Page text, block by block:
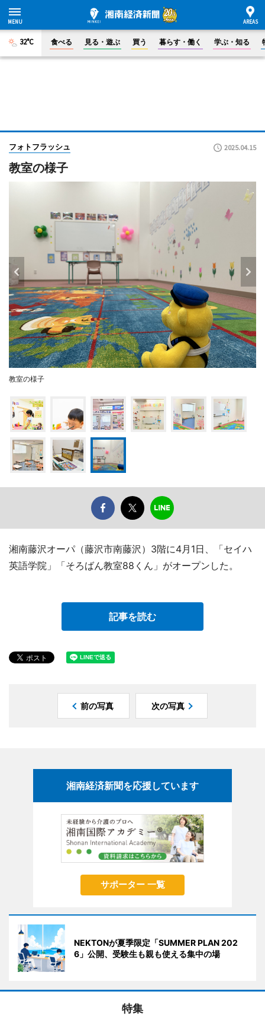
32°C 食べる 見る・遊ぶ 買う 暮らす・働く 学ぶ・知る
フォトフラッシュ 2025.04.15
教室の様子
教室の様子
湘南藤沢オーパ（藤沢市南藤沢）3階に4月1日、「セイハ
英語学院」「そろばん教室88くん」がオープンした。
記事を読む
前の写真 次の写真
湘南経済新聞を応援しています
サポーター 一覧
NEKTONが夏季限定「SUMMER PLAN 202
6」公開、受験生も親も使える集中の場
特集